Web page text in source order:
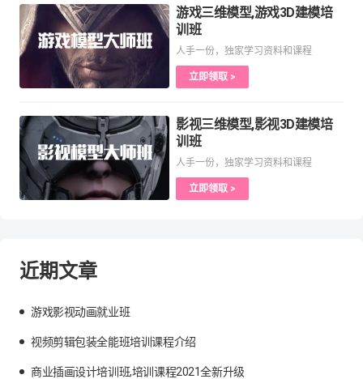
游戏三维模型,游戏3D建模培
训班
人手一份，独家学习资料和课程
立即领取 >
影视三维模型,影视3D建模培
训班
人手一份，独家学习资料和课程
立即领取 >
近期文章
游戏影视动画就业班
视频剪辑包装全能班培训课程介绍
商业插画设计培训班,培训课程2021全新升级